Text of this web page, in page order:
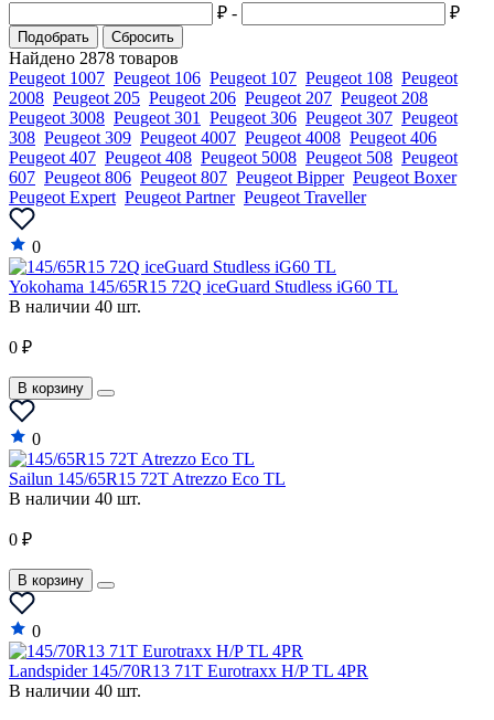
₽ - ₽
Подобрать Сбросить
Найдено 2878 товаров
Peugeot 1007 Peugeot 106 Peugeot 107 Peugeot 108 Peugeot
2008 Peugeot 205 Peugeot 206 Peugeot 207 Peugeot 208
Peugeot 3008 Peugeot 301 Peugeot 306 Peugeot 307 Peugeot
308 Peugeot 309 Peugeot 4007 Peugeot 4008 Peugeot 406
Peugeot 407 Peugeot 408 Peugeot 5008 Peugeot 508 Peugeot
607 Peugeot 806 Peugeot 807 Peugeot Bipper Peugeot Boxer
Peugeot Expert Peugeot Partner Peugeot Traveller
0
Yokohama 145/65R15 72Q iceGuard Studless iG60 TL
В наличии 40 шт.
0 ₽
В корзину
0
Sailun 145/65R15 72T Atrezzo Eco TL
В наличии 40 шт.
0 ₽
В корзину
0
Landspider 145/70R13 71T Eurotraxx H/P TL 4PR
В наличии 40 шт.